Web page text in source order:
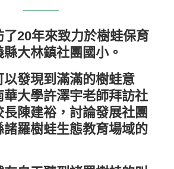
了20年來致力於樹蛙保育
大林鎮社團國小。
以發現到滿滿的樹蛙意
華大學許澤宇老師拜訪社
長陳建裕，討論發展社團
諸羅樹蛙生態教育場域的